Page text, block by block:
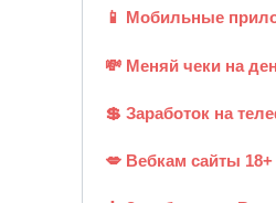
📱 Мобильные
💸 Меняй чеки на
💲 Заработок на
💋 Вебкам сайты 18+